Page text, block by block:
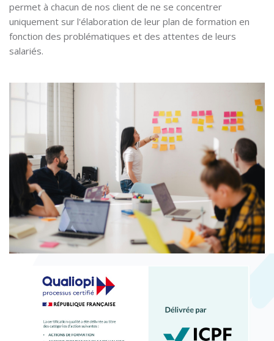
permet à chacun de nos client de ne se concentrer
uniquement sur l'élaboration de leur plan de formation en
fonction des problématiques et des attentes de leurs
salariés.